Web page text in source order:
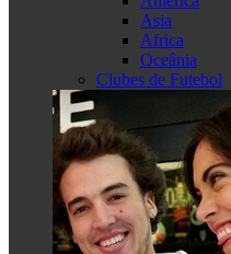
Asia
Africa
Oceânia
Clubes de Futebol